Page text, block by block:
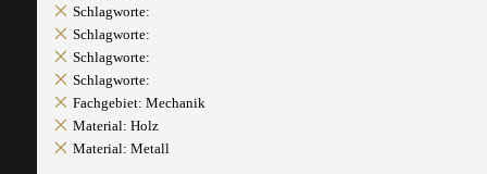
Schlagworte:
Schlagworte:
Schlagworte:
Schlagworte:
Fachgebiet: Mechanik
Material: Holz
Material: Metall